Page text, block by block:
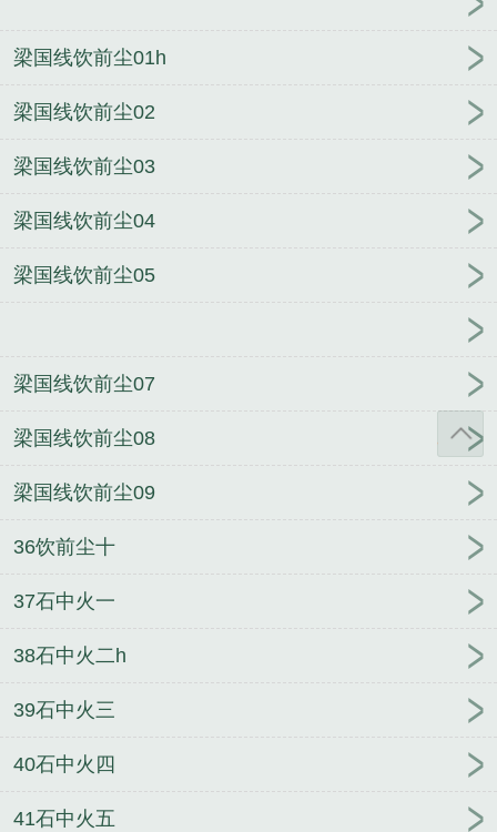
梁国线饮前尘01h
梁国线饮前尘02
梁国线饮前尘03
梁国线饮前尘04
梁国线饮前尘05
梁国线饮前尘07
梁国线饮前尘08
梁国线饮前尘09
36饮前尘十
37石中火一
38石中火二h
39石中火三
40石中火四
41石中火五